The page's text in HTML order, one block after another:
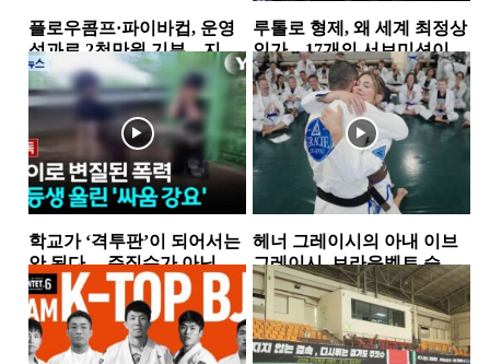
플로우콤프·파이바컵, 운영
성과로 2천만원 기부…지역
사회 상생 실천
뉴스
루톨로 형제, 왜 세계 최정상
인가…17개의 서브미션이
증명한 공격 본능
소식
학교가 ‘격투판’이 되어서는
안 된다… 주짓수가 아닌 폭
력을 배우는 아이들
뉴스
헤너 그레이시의 아내 이브
그레이시, 브라운벨트 승
급…18년간 이어온 헌신과
성장의 결실
뉴스